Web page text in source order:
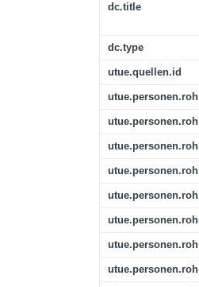
dc.title
dc.type
utue.quellen.id
utue.personen.roh
utue.personen.roh
utue.personen.roh
utue.personen.roh
utue.personen.roh
utue.personen.roh
utue.personen.roh
utue.personen.roh